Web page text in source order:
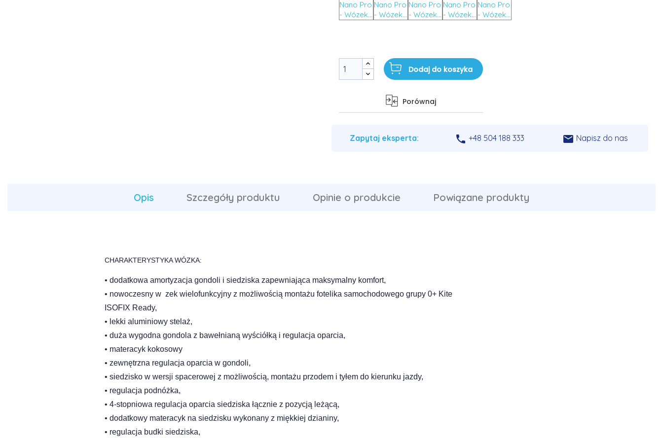
Dodaj do koszyka
Porównaj
Zapytaj eksperta:  +48 504 188 333  Napisz do nas
Opis Szczegóły produktu Opinie o produkcie Powiązane produkty
CHARAKTERYSTYKA WÓZKA:
• dodatkowa amortyzacja gondoli i siedziska zapewniająca maksymalny komfort,
• nowoczesny w zek wielofunkcyjny z możliwością montażu fotelika samochodowego grupy 0+ Kite
ISOFIX Ready,
• lekki aluminiowy stelaż,
• duża wygodna gondola z bawełnianą wyściółką i regulacja oparcia,
• materacyk kokosowy
• zewnętrzna regulacja oparcia w gondoli,
• siedzisko w wersji spacerowej z możliwością, montażu przodem i tyłem do kierunku jazdy,
• regulacja podnóżka,
• 4-stopniowa regulacja oparcia siedziska łącznie z pozycją leżącą,
• dodatkowy materacyk na siedzisku wykonany z miękkiej dzianiny,
• regulacja budki siedziska,